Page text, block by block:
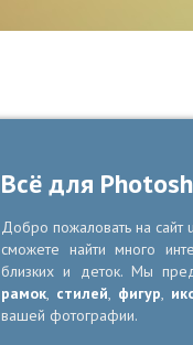
Всё для
Добро пожаловать на
сможете найти много
близких и деток. Мы
рамок, стилей, фигур,
вашей фотографии.